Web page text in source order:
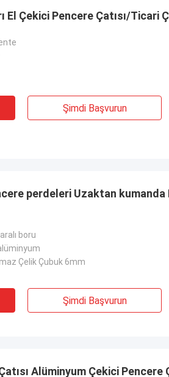
El Çekici Pencere Çatısı/Ticari
Şimdi Başvurun
perdeleri Uzaktan kumanda
boru
Çelik Çubuk 6mm
Şimdi Başvurun
Alüminyum Çekici Pencere